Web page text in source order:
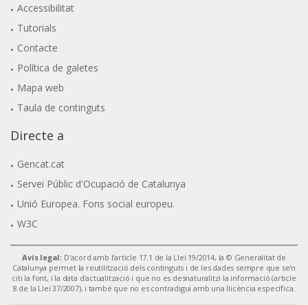
Accessibilitat
Tutorials
Contacte
Política de galetes
Mapa web
Taula de continguts
Directe a
Gencat.cat
Servei Públic d'Ocupació de Catalunya
Unió Europea. Fons social europeu.
W3C
Avís legal: D'acord amb l'article 17.1 de la Llei 19/2014, la © Generalitat de
Catalunya permet la reutilització dels continguts i de les dades sempre que se'n
citi la font, i la data d'actualització i que no es desnaturalitzi la informació (article
8 de la Llei 37/2007), i també que no es contradigui amb una llicència específica.